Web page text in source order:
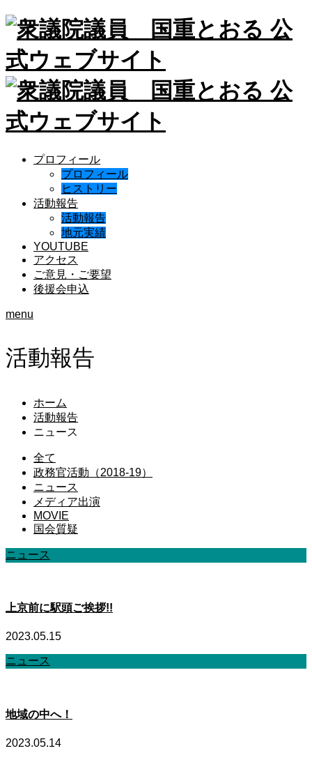
プロフィール
プロフィール
ヒストリー
活動報告
活動報告
地元実績
YOUTUBE
アクセス
ご意見・ご要望
後援会申込
menu
活動報告
ホーム
活動報告
ニュース
全て
政務官活動（2018-19）
ニュース
メディア出演
MOVIE
国会質疑
ニュース
上京前に駅頭ご挨拶!!
2023.05.15
ニュース
地域の中へ！
2023.05.14